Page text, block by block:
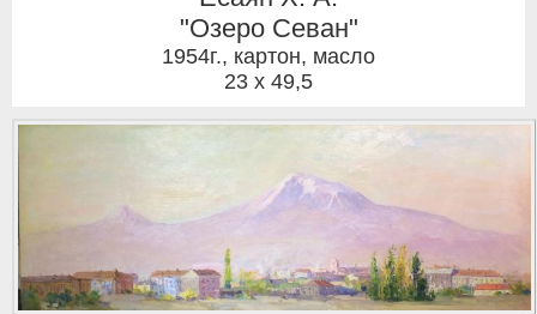
"Озеро Севан"
1954г., картон, масло
23 x 49,5